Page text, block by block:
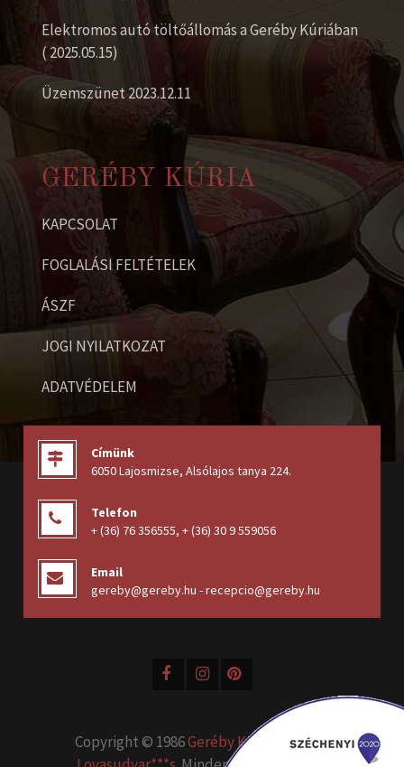
Elektromos autó töltőállomás a Geréby Kúriában
( 2025.05.15)
Üzemszünet 2023.12.11
GERÉBY KÚRIA
KAPCSOLAT
FOGLALÁSI FELTÉTELEK
ÁSZF
JOGI NYILATKOZAT
ADATVÉDELEM
Címünk
6050 Lajosmizse, Alsólajos tanya 224.
Telefon
+ (36) 76 356555, + (36) 30 9 559056
Email
gereby@gereby.hu - recepcio@gereby.hu
Copyright © 1986Geréby Kúria Hotel és